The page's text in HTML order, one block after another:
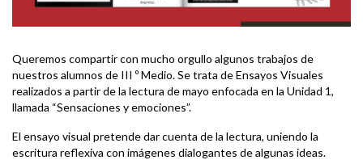
Queremos compartir con mucho orgullo algunos trabajos de
nuestros alumnos de III º Medio. Se trata de Ensayos Visuales
realizados a partir de la lectura de mayo enfocada en la Unidad 1,
llamada “Sensaciones y emociones”.
El ensayo visual pretende dar cuenta de la lectura, uniendo la
escritura reflexiva con imágenes dialogantes de algunas ideas.